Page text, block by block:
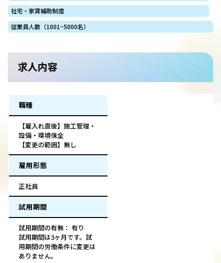
社宅・家賃補助制度
従業員人数（1001~5000名）
求人内容
職種
【雇入れ直後】施工管理・
設備・環境保全
【変更の範囲】無し
雇用形態
正社員
試用期間
試用期間の有無： 有り
試用期間は3ヶ月です。試
用期間の労働条件に変更は
ありません。